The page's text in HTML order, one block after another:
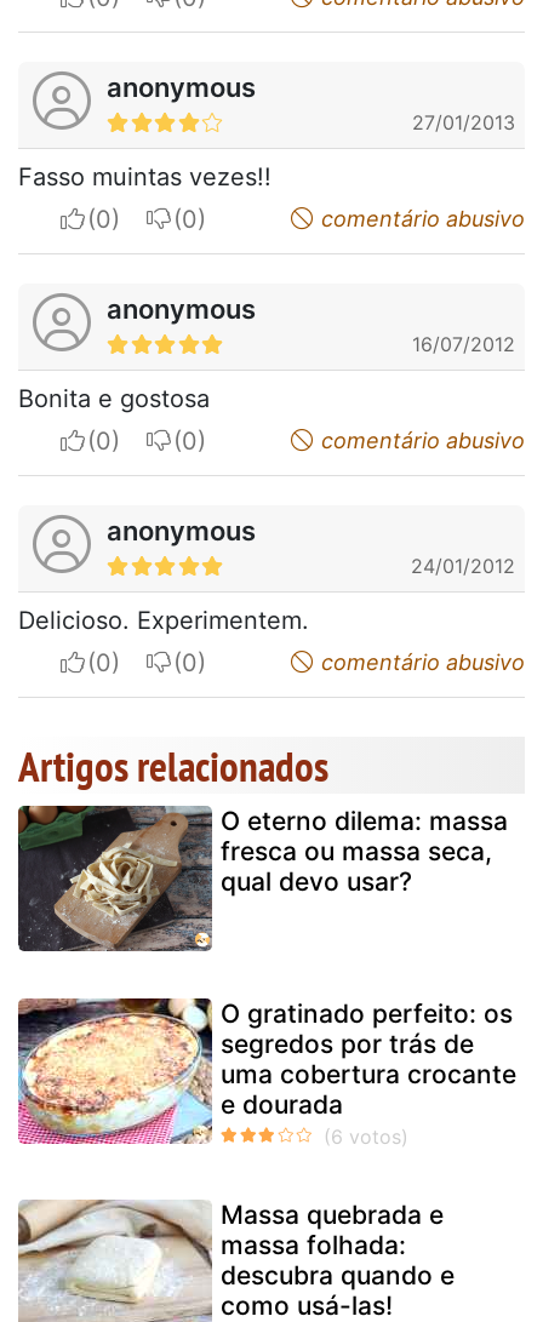
anonymous
27/01/2013
Fasso muintas vezes!!
I apreciateI do not appreciatecomentário abusivo
anonymous
16/07/2012
Bonita e gostosa
I apreciateI do not appreciatecomentário abusivo
anonymous
24/01/2012
Delicioso. Experimentem.
I apreciateI do not appreciatecomentário abusivo
Artigos relacionados
O eterno dilema: massa
fresca ou massa seca,
qual devo usar?
O gratinado perfeito: os
segredos por trás de
uma cobertura crocante
e dourada
Massa quebrada e
massa folhada:
descubra quando e
como usá-las!